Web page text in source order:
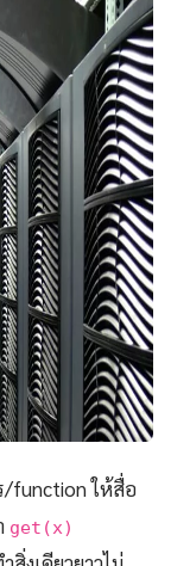
function ให้สื่อ
get(x)